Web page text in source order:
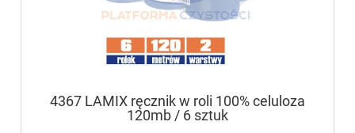
4367 LAMIX ręcznik w roli 100% celuloza
120mb / 6 sztuk